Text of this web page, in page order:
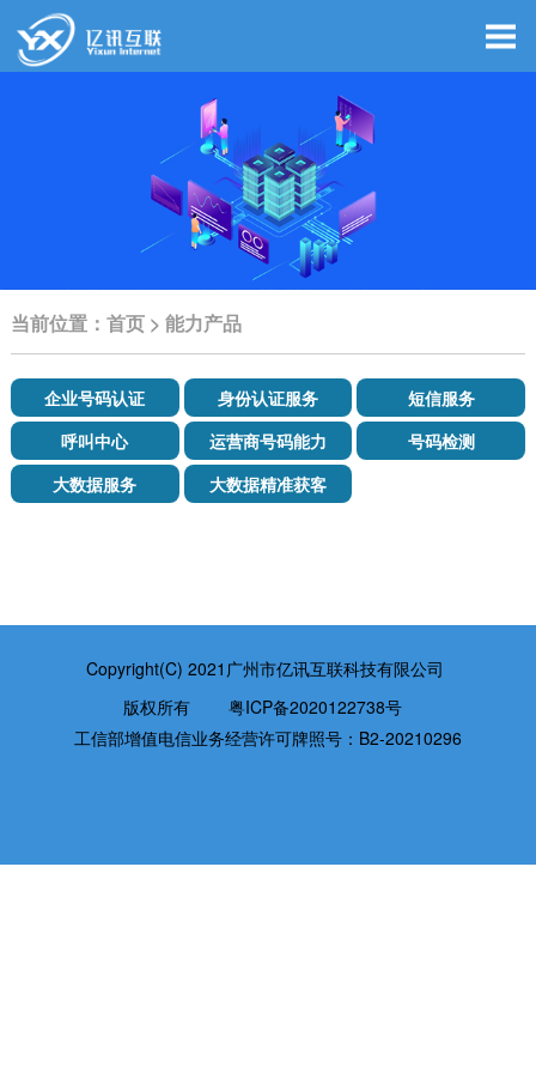
当前位置： 首页> 能力产品
企业号码认证 身份认证服务
短信服务
呼叫中心
运营商号码能力
号码检测
大数据服务
大数据精准获客
Copyright(C) 2021广州市亿讯互联科技有限公司
版权所有粤ICP备2020122738号
工信部增值电信业务经营许可牌照号：B2-20210296